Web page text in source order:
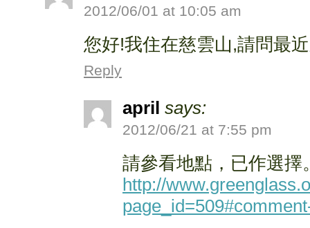
2012/06/01 at 10:05 am
您好!我住在慈雲山,請問最
Reply
april says:
2012/06/21 at 7:55 pm
請參看地點，已作選擇
http://